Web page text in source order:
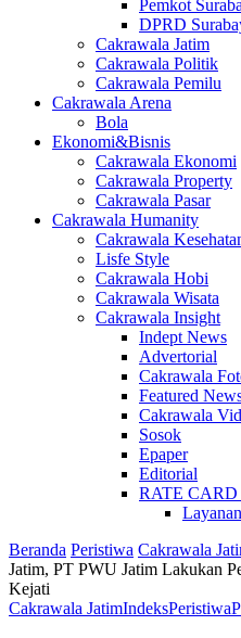
Pemkot
DPRD
Cakrawala Jatim
Cakrawala Politik
Cakrawala Pemilu
Cakrawala Arena
Bola
Ekonomi&Bisnis
Cakrawala Ekonomi
Cakrawala Property
Cakrawala Pasar
Cakrawala Humanity
Cakrawala
Lisfe Style
Cakrawala Hobi
Cakrawala Wisata
Cakrawala Insight
Indept News
Advertorial
Cakrawala
Featured
Cakrawala
Sosok
Epaper
Editorial
RATE
Beranda Peristiwa Cakrawala
Jatim, PT PWU Jatim Lakukan
Kejati
Cakrawala JatimIndeksPeristiwa